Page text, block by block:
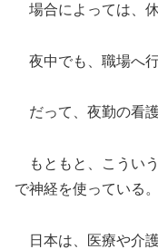
場合によっては、
夜中でも、職場へ行
だって、夜勤の看
もともと、こうい
で神経を使っている。
日本は、医療や介